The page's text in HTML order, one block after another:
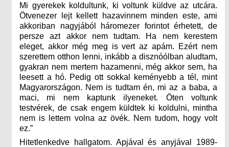
Mi gyerekek koldultunk, ki voltunk küldve az utcára.
Ötvenezer lejt kellett hazavinnem minden este, ami
akkoriban nagyjából háromezer forintot érhetett, de
persze azt akkor nem tudtam. Ha nem kerestem
eleget, akkor még meg is vert az apám. Ezért nem
szerettem otthon lenni, inkább a disznóólban aludtam,
gyakran nem mertem hazamenni, még akkor sem, ha
leesett a hó. Pedig ott sokkal keményebb a tél, mint
Magyarországon. Nem is tudtam én, mi az a baba, a
maci, mi nem kaptunk ilyeneket. Öten voltunk
testvérek, de csak engem küldtek ki koldulni, mintha
nem is lettem volna az övék. Nem tudom, hogy volt
ez.”
Hitetlenkedve hallgatom. Apjával és anyjával 1989-